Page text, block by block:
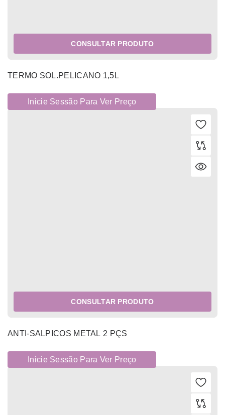
CONSULTAR PRODUTO
TERMO SOL.PELICANO 1,5L
Inicie Sessão Para Ver Preço
CONSULTAR PRODUTO
ANTI-SALPICOS METAL 2 PÇS
Inicie Sessão Para Ver Preço